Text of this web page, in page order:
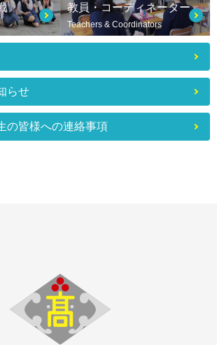
教員・コーディネーター
Teachers & Coordinators
らせ
の皆様への連絡事項